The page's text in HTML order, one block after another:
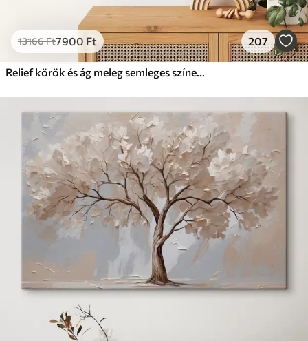
13166Ft7900 Ft 207
Relief körök és ág meleg semleges színekben